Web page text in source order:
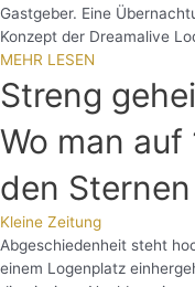
Gastgeber. Eine
Konzept der Dreamalive
MEHR LESEN
Streng
Wo man
den
Kleine Zeitung
Abgeschiedenheit steht
einem Logenplatz